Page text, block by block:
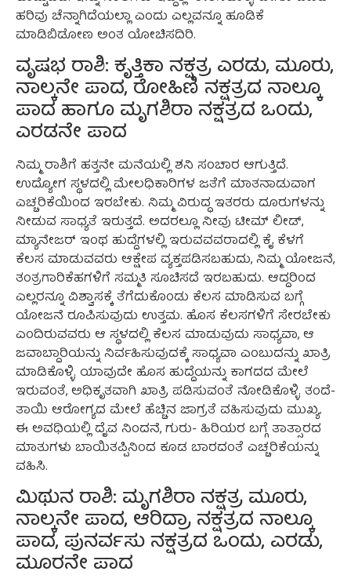
ಹರಿವು ಚೆನ್ನಾಗಿದೆಯಲ್ಲಾ ಎಂದು ಎಲ್ಲವನ್ನೂ ಹೂಡಿಕೆ
ಮಾಡಿಬಿಡೋಣ ಅಂತ ಯೋಚಿಸದಿರಿ.
ವೃಷಭ ರಾಶಿ: ಕೃತ್ತಿಕಾ ನಕ್ಷತ್ರ ಎರಡು, ಮೂರು,
ನಾಲ್ಕನೇ ಪಾದ, ರೋಹಿಣಿ ನಕ್ಷತ್ರದ ನಾಲ್ಕೂ
ಪಾದ ಹಾಗೂ ಮೃಗಶಿರಾ ನಕ್ಷತ್ರದ ಒಂದು,
ಎರಡನೇ ಪಾದ
ನಿಮ್ಮ ರಾಶಿಗೆ ಹತ್ತನೇ ಮನೆಯಲ್ಲಿ ಶನಿ ಸಂಚಾರ ಆಗುತ್ತಿದೆ.
ಉದ್ಯೋಗ ಸ್ಥಳದಲ್ಲಿ ಮೇಲಧಿಕಾರಿಗಳ ಜತೆಗೆ ಮಾತನಾಡುವಾಗ
ಎಚ್ಚರಿಕೆಯಿಂದ ಇರಬೇಕು. ನಿಮ್ಮ ವಿರುದ್ಧ ಇತರರು ದೂರುಗಳನ್ನು
ನೀಡುವ ಸಾಧ್ಯತೆ ಇರುತ್ತದೆ. ಅದರಲ್ಲೂ ನೀವು ಟೀಮ್ ಲೀಡ್,
ಮ್ಯಾನೇಜರ್ ಇಂಥ ಹುದ್ದೆಗಳಲ್ಲಿ ಇರುವವವರಾದಲ್ಲಿ ಕೈ ಕೆಳಗೆ
ಕೆಲಸ ಮಾಡುವವರು ಆಕ್ಷೇಪ ವ್ಯಕ್ತಪಡಿಸಬಹುದು, ನಿಮ್ಮ ಯೋಜನೆ,
ತಂತ್ರಗಾರಿಕೆಹಗಳಿಗೆ ಸಮ್ಮತಿ ಸೂಚಿಸದೆ ಇರಬಹುದು. ಆದ್ದರಿಂದ
ಎಲ್ಲರನ್ನೂ ವಿಶ್ವಾಸಕ್ಕೆ ತೆಗೆದುಕೊಂಡು ಕೆಲಸ ಮಾಡಿಸುವ ಬಗ್ಗೆ
ಯೋಜನೆ ರೂಪಿಸುವುದು ಉತ್ತಮ. ಹೊಸ ಕೆಲಸಗಳಿಗೆ ಸೇರಬೇಕು
ಎಂದಿರುವವರು ಆ ಸ್ಥಳದಲ್ಲಿ ಕೆಲಸ ಮಾಡುವುದು ಸಾಧ್ಯವಾ, ಆ
ಜವಾಬ್ದಾರಿಯನ್ನು ನಿರ್ವಹಿಸುವುದಕ್ಕೆ ಸಾಧ್ಯವಾ ಎಂಬುದನ್ನು ಖಾತ್ರಿ
ಮಾಡಿಕೊಳ್ಳಿ. ಯಾವುದೇ ಹೊಸ ಹುದ್ದೆಯನ್ನು ಕಾಗದದ ಮೇಲೆ
ಇರುವಂತೆ, ಅಧಿಕೃತವಾಗಿ ಖಾತ್ರಿ ಪಡಿಸುವಂತೆ ನೋಡಿಕೊಳ್ಳಿ. ತಂದೆ-
ತಾಯಿ ಆರೋಗ್ಯದ ಮೇಲೆ ಹೆಚ್ಚಿನ ಜಾಗ್ರತೆ ವಹಿಸುವುದು ಮುಖ್ಯ.
ಈ ಅವಧಿಯಲ್ಲಿ ದೈವ ನಿಂದನೆ, ಗುರು- ಹಿರಿಯರ ಬಗ್ಗೆ ತಾತ್ಸಾರದ
ಮಾತುಗಳು ಬಾಯಿತಪ್ಪಿನಿಂದ ಕೂಡ ಬಾರದಂತೆ ಎಚ್ಚರಿಕೆಯನ್ನು
ವಹಿಸಿ.
ಮಿಥುನ ರಾಶಿ: ಮೃಗಶಿರಾ ನಕ್ಷತ್ರ ಮೂರು,
ನಾಲ್ಕನೇ ಪಾದ, ಆರಿದ್ರಾ ನಕ್ಷತ್ರದ ನಾಲ್ಕೂ
ಪಾದ, ಪುನರ್ವಸು ನಕ್ಷತ್ರದ ಒಂದು, ಎರಡು,
ಮೂರನೇ ಪಾದ